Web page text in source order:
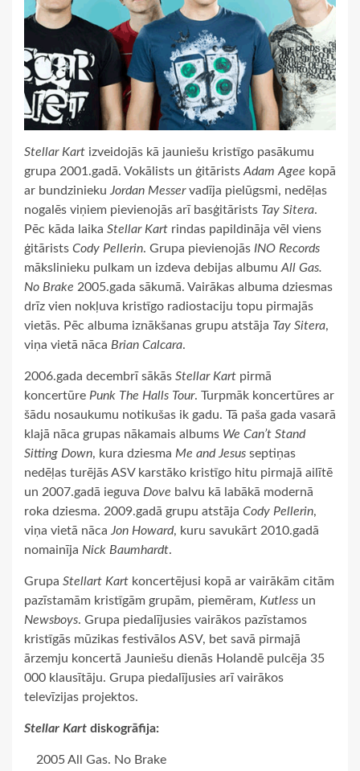
Stellar Kart izveidojās kā jauniešu kristīgo pasākumu
grupa 2001.gadā. Vokālists un ģitāristsAdam Agee kopā
ar bundziniekuJordan Messervadīja pielūgsmi, nedēļas
nogalēs viņiem pievienojās arī basģitārists Tay Sitera.
Pēc kāda laika Stellar Kart rindas papildināja vēl viens
ģitārists Cody Pellerin. Grupa pievienojās INO Records
mākslinieku pulkam un izdeva debijas albumuAll Gas.
No Brake 2005.gada sākumā. Vairākas albuma dziesmas
drīz vien nokļuva kristīgo radiostaciju topu pirmajās
vietās. Pēc albuma iznākšanas grupu atstāja Tay Sitera,
viņa vietā nāca Brian Calcara.
2006.gada decembrī sākās Stellar Kart pirmā
koncertūre Punk The Halls Tour. Turpmāk koncertūres ar
šādu nosaukumu notikušas ik gadu. Tā paša gada vasarā
klajā nāca grupas nākamais albums We Can’t Stand
Sitting Down, kura dziesma Me and Jesus septiņas
nedēļas turējās ASV karstāko kristīgo hitu pirmajā ailītē
un 2007.gadā ieguva Dove balvu kā labākā modernā
roka dziesma. 2009.gadā grupu atstāja Cody Pellerin,
viņa vietā nācaJon Howard, kuru savukārt 2010.gadā
nomainīja Nick Baumhardt.
Grupa Stellart Kart koncertējusi kopā ar vairākām citām
pazīstamām kristīgām grupām, piemēram, Kutless un
Newsboys. Grupa piedalījusies vairākos pazīstamos
kristīgās mūzikas festivālos ASV, bet savā pirmajā
ārzemju koncertā Jauniešu dienās Holandē pulcēja 35
000 klausītāju. Grupa piedalījusies arī vairākos
televīzijas projektos.
Stellar Kart diskogrāfija:
2005 All Gas. No Brake